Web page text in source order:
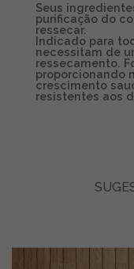
Seus
purificação do
ressecar.
Indicado para
necessitam de
ressecamento.
proporcionando
crescimento
resistentes aos